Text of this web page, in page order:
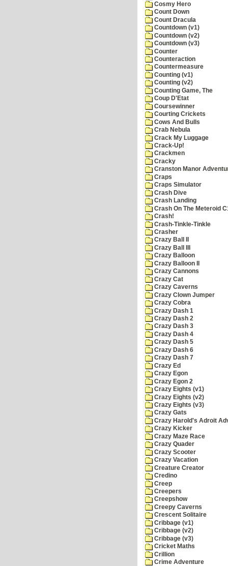
Cosmy Hero
Count Down
Count Dracula
Countdown (v1)
Countdown (v2)
Countdown (v3)
Counter
Counteraction
Countermeasure
Counting (v1)
Counting (v2)
Counting Game, The
Coup D'Etat
Coursewinner
Courting Crickets
Cows And Bulls
Crab Nebula
Crack My Luggage
Crack-Up!
Crackmen
Cracky
Cranston Manor
Craps
Craps Simulator
Crash Dive
Crash Landing
Crash On The Meteroid
Crash!
Crash-Tinkle-Tinkle
Crasher
Crazy Ball II
Crazy Ball III
Crazy Balloon
Crazy Balloon II
Crazy Cannons
Crazy Cat
Crazy Caverns
Crazy Clown Jumper
Crazy Cobra
Crazy Dash 1
Crazy Dash 2
Crazy Dash 3
Crazy Dash 4
Crazy Dash 5
Crazy Dash 6
Crazy Dash 7
Crazy Ed
Crazy Egon
Crazy Egon 2
Crazy Eights (v1)
Crazy Eights (v2)
Crazy Eights (v3)
Crazy Gats
Crazy Harold's Adroit
Crazy Kicker
Crazy Maze Race
Crazy Quader
Crazy Scooter
Crazy Vacation
Creature Creator
Credino
Creep
Creepers
Creepshow
Creepy Caverns
Crescent Solitaire
Cribbage (v1)
Cribbage (v2)
Cribbage (v3)
Cricket Maths
Crillion
Crime Adventure